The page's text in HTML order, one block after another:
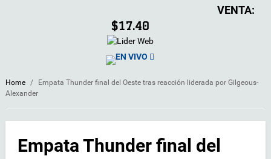
VENTA:
$17.40
EN VIVO
Home /
Empata Thunder final del Oeste tras reacción liderada por Gilgeous-
Alexander
Empata Thunder final del